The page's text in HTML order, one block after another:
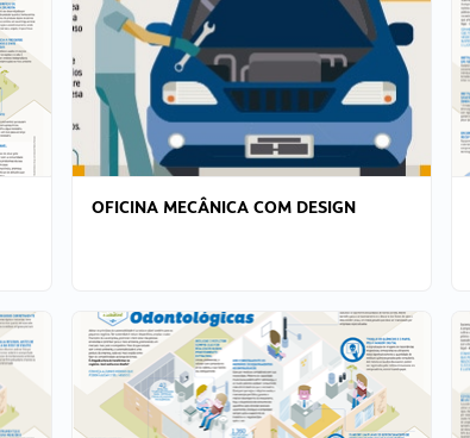
OFICINA MECÂNICA COM DESIGN